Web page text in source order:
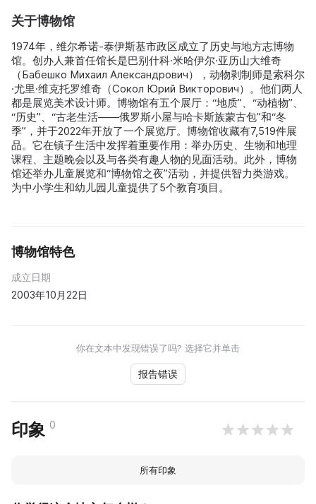
关于博物馆
1974年，维尔希诺-泰伊斯基市政区成立了历史与地方志博物
馆。创办人兼首任馆长是巴别什科·米哈伊尔·亚历山大维奇
（Бабешко Михаил Александрович），动物剥制师是索科尔
·尤里·维克托罗维奇（Сокол Юрий Викторович）。他们两人
都是展览美术设计师。博物馆有五个展厅：“地质”、“动植物”、
“历史”、“古老生活——俄罗斯小屋与哈卡斯族蒙古包”和“冬
季”，并于2022年开放了一个展览厅。博物馆收藏有7,519件展
品。它在镇子生活中发挥着重要作用：举办历史、生物和地理
课程、主题晚会以及与各类有趣人物的见面活动。此外，博物
馆还举办儿童展览和“博物馆之夜”活动，并提供智力类游戏。
为中小学生和幼儿园儿童提供了5个教育项目。
博物馆特色
成立日期
2003年10月22日
你在文本中发现错误了吗? 选择它并单击
报告错误
印象 0
所有印象